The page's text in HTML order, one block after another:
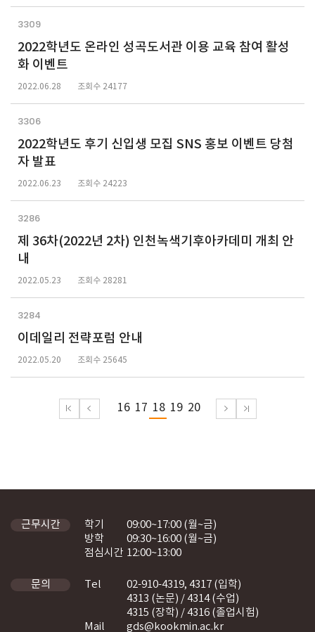
3309
2022학년도 온라인 성곡도서관 이용 교육 참여 활성
화 이벤트
2022.06.28 조회수 24177
3306
2022학년도 후기 신입생 모집 SNS 홍보 이벤트 당첨
자 발표
2022.06.23 조회수 24223
3286
제 36차(2022년 2차) 인천녹색기후아카데미 개최 안
내
2022.05.23 조회수 28281
3284
이데일리 전략포럼 안내
2022.05.20 조회수 25645
16 17 18 19 20
근무시간 학기
09:00~17:00 (월~금)
방학
09:30~16:00 (월~금)
점심시간 12:00~13:00
문의 Tel
02-910-4319, 4317 (입학)
4313 (논문) / 4314 (수업)
4315 (장학) / 4316 (졸업시험)
Mail
gds@kookmin.ac.kr